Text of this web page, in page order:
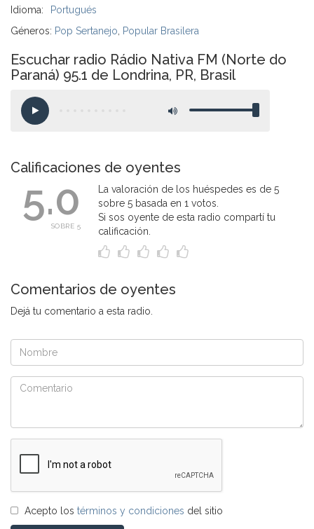
Idioma:
Portugués
Géneros: Pop Sertanejo Popular Brasilera
Escuchar radio Rádio Nativa FM (Norte do
Paraná) 95.1 de Londrina, PR, Brasil
Calificaciones de oyentes
5.0
SOBRE 5
La valoración de los huéspedes es de 5
sobre 5 basada en 1 votos.
Si sos oyente de esta radio compartí tu
calificación.
Comentarios de oyentes
Dejá tu comentario a esta radio.
Acepto los términos y condiciones del sitio